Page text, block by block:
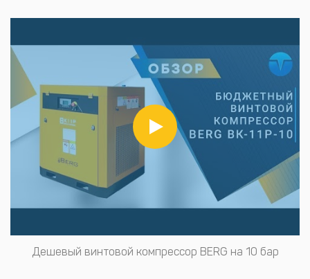
Дешевый винтовой компрессор BERG на 10 бар